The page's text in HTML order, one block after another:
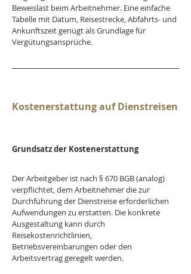
Beweislast beim Arbeitnehmer. Eine einfache
Tabelle mit Datum, Reisestrecke, Abfahrts- und
Ankunftszeit genügt als Grundlage für
Vergütungsansprüche.
Kostenerstattung auf Dienstreisen
Grundsatz der Kostenerstattung
Der Arbeitgeber ist nach § 670 BGB (analog)
verpflichtet, dem Arbeitnehmer die zur
Durchführung der Dienstreise erforderlichen
Aufwendungen zu erstatten. Die konkrete
Ausgestaltung kann durch
Reisekostenrichtlinien,
Betriebsvereinbarungen oder den
Arbeitsvertrag geregelt werden.